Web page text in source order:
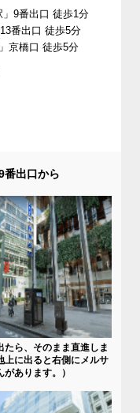
9番出口 徒歩1分
番出口 徒歩5分
京橋口 徒歩5分
番出口から
たら、そのまま直進しま
上に出ると右側にメルサ
があります。）